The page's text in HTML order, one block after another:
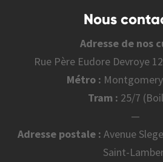
Nous
Adresse de nos
Rue Père Eudore Devroye
Métro :
Tram : 25/7
—
Adresse postale : Avenue
Saint-